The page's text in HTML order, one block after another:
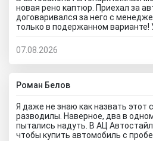
новая рено каптюр. Приехал за
договаривался за него с
только в подержанном варианте!
советовал бы вам приезжать в
Гражданскую 1Д в Ставрополь,
обман! Они только на сайте
шикарными ценами, на деле
покупателей.
07.08.2026
Роман Белов
Я даже не знаю как назвать этот
разводилы. Наверное, два в
пытались надуть. В АЦ Автостайл
чтобы купить автомобиль с